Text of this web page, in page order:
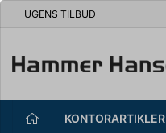
UGENS TILBUD
KONTORARTIKLER